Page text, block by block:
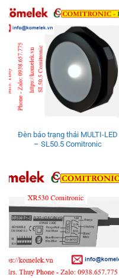
Đèn báo trạng thái MULTI-LED
– SL50.5 Comitronic